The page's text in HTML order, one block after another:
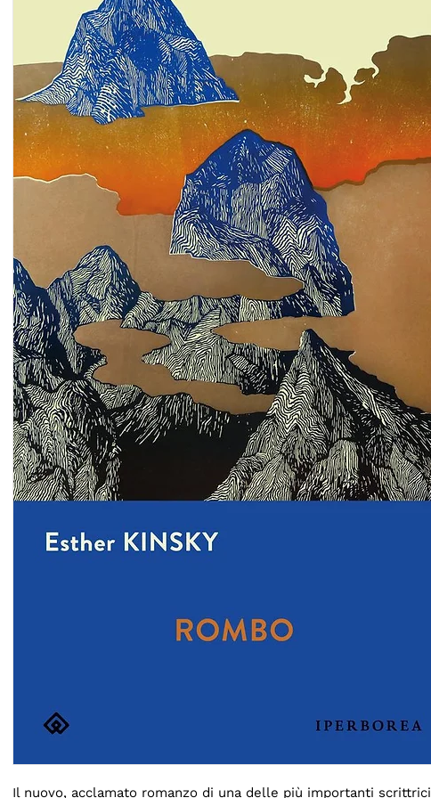
Il nuovo, acclamato romanzo di una delle più importanti scrittrici